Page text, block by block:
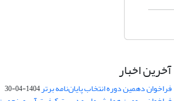
آخرین اخبار
فراخوان دهمین دوره انتخاب پایان‌نامه برتر1404-04-30